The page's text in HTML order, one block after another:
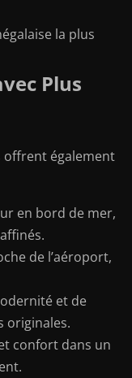
la plus
Plus
également
en bord de mer,
de l’aéroport,
et de
originales.
confort dans un